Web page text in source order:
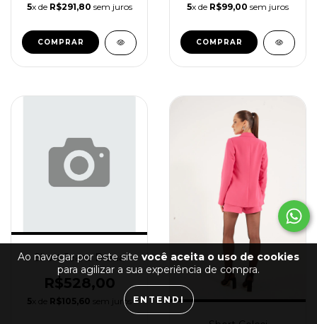
Ao navegar por este site você aceita o uso de cookies
para agilizar a sua experiência de compra.
ENTENDI
5x de R$291,80 sem juros
COMPRAR
5x de R$99,00 sem juros
COMPRAR
Short Jeans Bruna
R$528,00
5 x de R$105,60 sem juros